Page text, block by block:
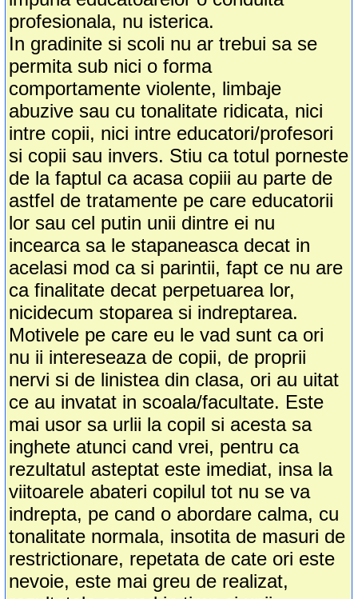
profesionala, nu isterica.
In gradinite si scoli nu ar trebui sa se
permita sub nici o forma
comportamente violente, limbaje
abuzive sau cu tonalitate ridicata, nici
intre copii, nici intre educatori/profesori
si copii sau invers. Stiu ca totul porneste
de la faptul ca acasa copiii au parte de
astfel de tratamente pe care educatorii
lor sau cel putin unii dintre ei nu
incearca sa le stapaneasca decat in
acelasi mod ca si parintii, fapt ce nu are
ca finalitate decat perpetuarea lor,
nicidecum stoparea si indreptarea.
Motivele pe care eu le vad sunt ca ori
nu ii intereseaza de copii, de proprii
nervi si de linistea din clasa, ori au uitat
ce au invatat in scoala/facultate. Este
mai usor sa urlii la copil si acesta sa
inghete atunci cand vrei, pentru ca
rezultatul asteptat este imediat, insa la
viitoarele abateri copilul tot nu se va
indrepta, pe cand o abordare calma, cu
tonalitate normala, insotita de masuri de
restrictionare, repetata de cate ori este
nevoie, este mai greu de realizat,